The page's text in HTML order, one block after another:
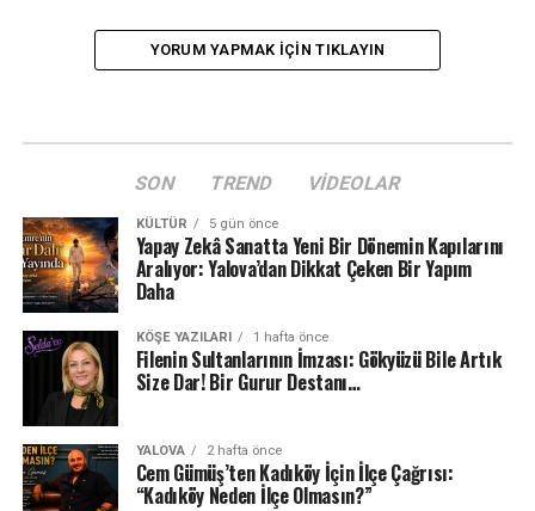
YORUM YAPMAK IÇIN TIKLAYIN
SON TREND VIDEOLAR
KÜLTÜR 5 gün önce
Yapay Zekâ Sanatta Yeni Bir Dönemin Kapılarını
Aralıyor: Yalova’dan Dikkat Çeken Bir Yapım
Daha
KÖŞE YAZILARI 1 hafta önce
Filenin Sultanlarının İmzası: Gökyüzü Bile Artık
Size Dar! Bir Gurur Destanı…
YALOVA 2 hafta önce
Cem Gümüş’ten Kadıköy İçin İlçe Çağrısı:
“Kadıköy Neden İlçe Olmasın?”